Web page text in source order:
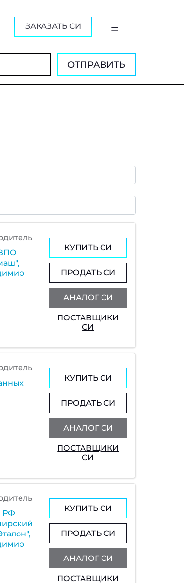
ЗАКАЗАТЬ СИ
ОТПРАВИТЬ
КУПИТЬ СИ
ПРОДАТЬ СИ
АНАЛОГ СИ
ПОСТАВЩИКИ
СИ
КУПИТЬ СИ
ПРОДАТЬ СИ
АНАЛОГ СИ
ПОСТАВЩИКИ
СИ
РФ
КУПИТЬ СИ
ПРОДАТЬ СИ
АНАЛОГ СИ
ПОСТАВЩИКИ